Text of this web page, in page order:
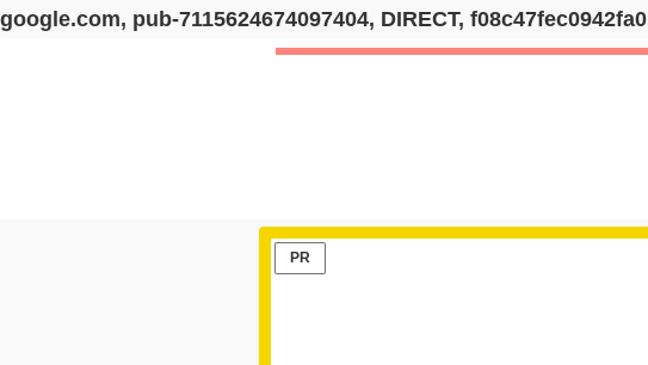
google.com, pub-7115624674097404, DIRECT, f08c47fec0942fa0
PR